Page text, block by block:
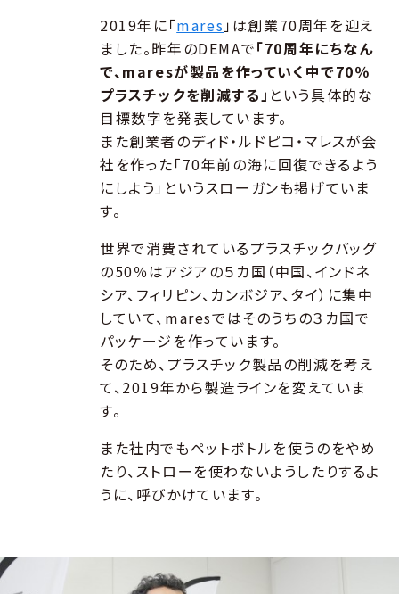
2019年に「mares」は創業70周年を迎え
ました。昨年のDEMAで「70周年にちなん
で、maresが製品を作っていく中で70％
プラスチックを削減する」 という具体的な
目標数字を発表しています。
また創業者のディド・ルドピコ・マレスが会
社を作った「70年前の海に回復できるよう
にしよう」というスローガンも掲げていま
す。
世界で消費されているプラスチックバッグ
の50％はアジアの５カ国（中国、インドネ
シア、フィリピン、カンボジア、タイ）に集中
していて、maresではそのうちの３カ国で
パッケージを作っています。
そのため、プラスチック製品の削減を考え
て、2019年から製造ラインを変えていま
す。
また社内でもペットボトルを使うのをやめ
たり、ストローを使わないようしたりするよ
うに、呼びかけています。